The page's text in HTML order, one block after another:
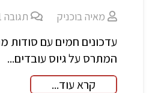
מאיה בוכניק תגובה1
עדכונים חמים עם סודות
המתרס על גיוס עובדים...
קרא עוד...